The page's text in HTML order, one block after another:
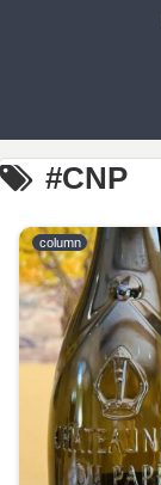
#CNP
column